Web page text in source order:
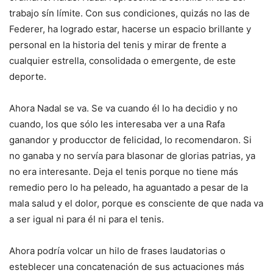
trabajo sín límite. Con sus condiciones, quizás no las de
Federer, ha logrado estar, hacerse un espacio brillante y
personal en la historia del tenis y mirar de frente a
cualquier estrella, consolidada o emergente, de este
deporte.
Ahora Nadal se va. Se va cuando él lo ha decidio y no
cuando, los que sólo les interesaba ver a una Rafa
ganandor y producctor de felicidad, lo recomendaron. Si
no ganaba y no servía para blasonar de glorias patrias, ya
no era interesante. Deja el tenis porque no tiene más
remedio pero lo ha peleado, ha aguantado a pesar de la
mala salud y el dolor, porque es consciente de que nada va
a ser igual ni para él ni para el tenis.
Ahora podría volcar un hilo de frases laudatorias o
esteblecer una concatenación de sus actuaciones más